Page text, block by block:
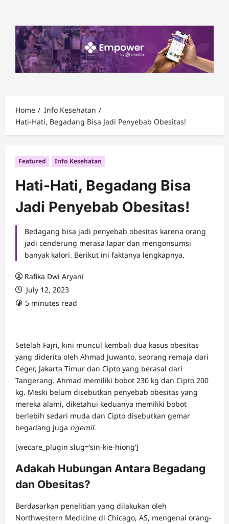
content
Home
Info Kesehatan
Hati-Hati, Begadang Bisa Jadi Penyebab Obesitas!
Featured Info Kesehatan
Hati-Hati, Begadang Bisa
Jadi Penyebab Obesitas!
Bedagang bisa jadi penyebab obesitas karena orang
jadi cenderung merasa lapar dan mengonsumsi
banyak kalori. Berikut ini faktanya lengkapnya.
Rafika Dwi Aryani
July 12, 2023
5 minutes read
Setelah Fajri, kini muncul kembali dua kasus obesitas
yang diderita oleh Ahmad Juwanto, seorang remaja dari
Ceger, Jakarta Timur dan Cipto yang berasal dari
Tangerang. Ahmad memiliki bobot 230 kg dan Cipto 200
kg. Meski belum disebutkan penyebab obesitas yang
mereka alami, diketahui keduanya memiliki bobot
berlebih sedari muda dan Cipto disebutkan gemar
begadang juga ngemil.
[wecare_plugin slug=’sin-kie-hiong’]
Adakah Hubungan Antara Begadang
dan Obesitas?
Berdasarkan penelitian yang dilakukan oleh
Northwestern Medicine di Chicago, AS, mengenai orang-